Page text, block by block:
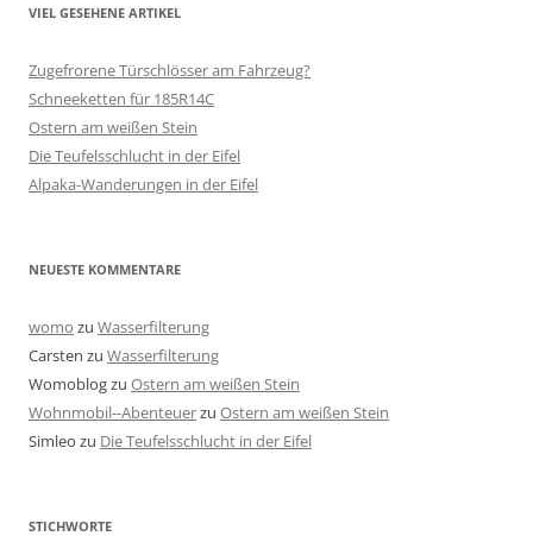
VIEL GESEHENE ARTIKEL
Zugefrorene Türschlösser am Fahrzeug?
Schneeketten für 185R14C
Ostern am weißen Stein
Die Teufelsschlucht in der Eifel
Alpaka-Wanderungen in der Eifel
NEUESTE KOMMENTARE
womo zu Wasserfilterung
Carsten zu Wasserfilterung
Womoblogzu Ostern am weißen Stein
Wohnmobil--Abenteuerzu Ostern am weißen Stein
Simleo zu Die Teufelsschlucht in der Eifel
STICHWORTE